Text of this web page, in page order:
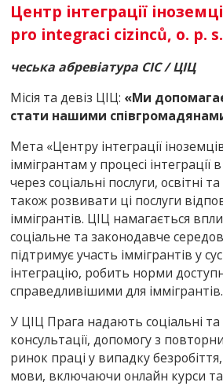
Центр інтеграції
pro integraci cizinců, o. p. s.
чеська абревіатура CIC/ ЦІЦ
Місія та девіз ЦІЦ: «Ми
стати нашими
Мета «Центру інтеграції
іммігрантам у процесі інтеграції
через соціальні послуги, освітні
також розвивати ці послуги
іммігрантів. ЦІЦ намагається
соціальне та законодавче
підтримує участь іммігрантів у
інтеграцію, робить норми
справедливішими для іммігрантів.
У ЦІЦ Прага надають соціальні
консультації, допомогу з
ринок праці у випадку
мови, включаючи онлайн курси